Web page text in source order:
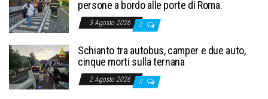
persone a bordo alle porte di Roma.
3 Agosto 2026 0
Schianto tra autobus, camper e due auto,
cinque morti sulla ternana
2 Agosto 2026 0